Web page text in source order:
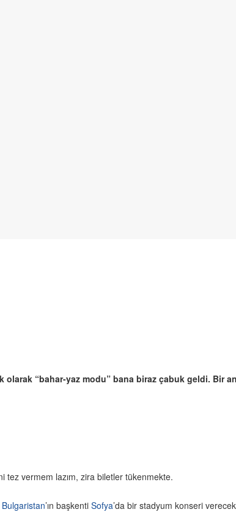
“bahar-yaz modu” bana biraz çabuk geldi. Bir
tez vermem lazım, zira biletler tükenmekte.
Bulgaristan’ın başkenti Sofya’da bir stadyum konseri